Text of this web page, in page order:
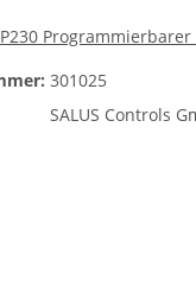
301025
SALUS Controls